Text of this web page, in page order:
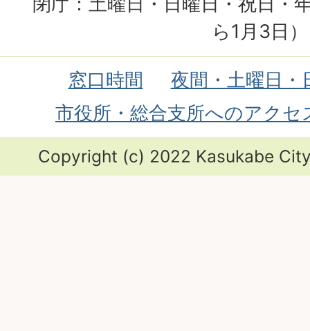
ら1月3日）
窓口時間
夜間・土曜日・
市役所・総合支所へのアクセ
Copyright (c) 2022 Kasukabe